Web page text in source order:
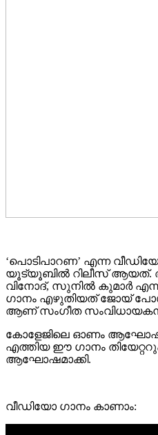
‘പൊടിപാറണ’ എന്ന
യൂട്യൂബിൽ റിലീസ് ആയത്.
വിനോദ്, സുനിൽ കുമാർ
ഗാനം എഴുതിയത് ജോയ്
ആണ് സംഗീത
കോളേജിലെ ഓണം
എത്തിയ ഈ ഗാനം
ആഘോഷമാക്കി.
വീഡിയോ ഗാനം കാണാം: